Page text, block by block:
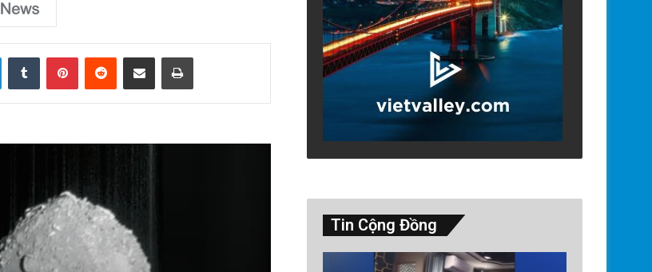
LinkedInTumblr PinterestReddit Share via Email Print
Tin Cộng Đồng